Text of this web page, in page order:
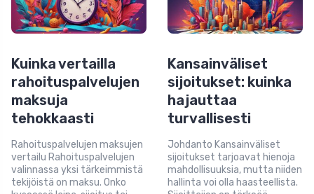
Kuinka vertailla
rahoituspalvelujen
maksuja
tehokkaasti
Rahoituspalvelujen maksujen
vertailu Rahoituspalvelujen
valinnassa yksi tärkeimmistä
tekijöistä on maksu. Onko
Kansainväliset
sijoitukset: kuinka
hajauttaa
turvallisesti
Johdanto Kansainväliset
sijoitukset tarjoavat hienoja
mahdollisuuksia, mutta niiden
hallinta voi olla haasteellista.